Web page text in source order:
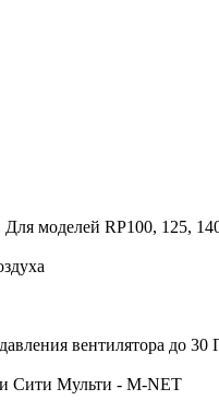
моделей RP100, 125,
вентилятора до 30
Сити Мульти - M-NET